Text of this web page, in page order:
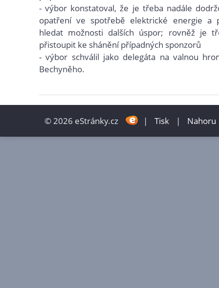
- výbor konstatoval, že je třeba nadále
opatření ve spotřebě elektrické energie a
hledat možnosti dalších úspor; rovněž je
přistoupit ke shánění případných sponzorů
- výbor schválil jako delegáta na valnou
Bechyněho.
© 2026 eStránky.cz | Tisk | Nahoru